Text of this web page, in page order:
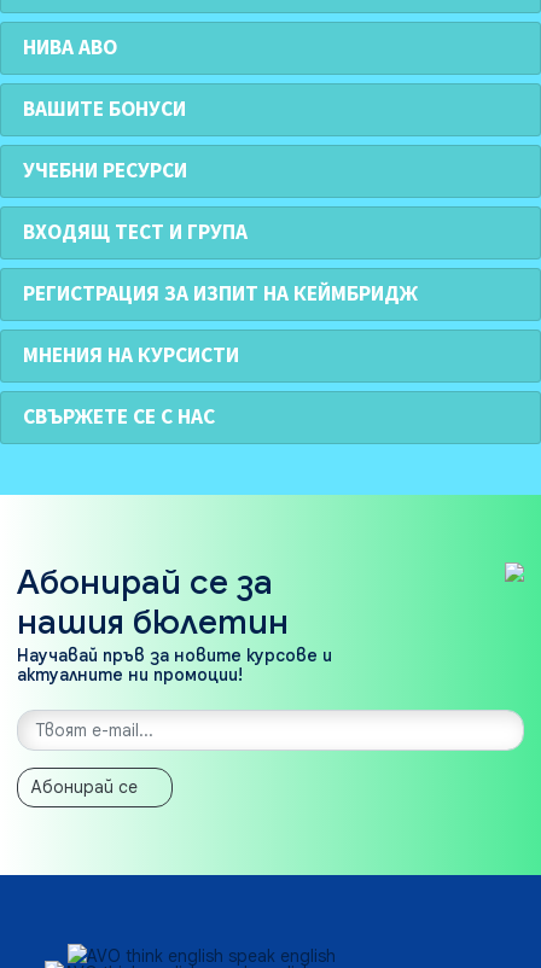
НИВА АВО
ВАШИТЕ БОНУСИ
УЧЕБНИ РЕСУРСИ
ВХОДЯЩ ТЕСТ И ГРУПА
РЕГИСТРАЦИЯ ЗА ИЗПИТ НА КЕЙМБРИДЖ
МНЕНИЯ НА КУРСИСТИ
СВЪРЖЕТЕ СЕ С НАС
Абонирай се за
нашия бюлетин
Научавай пръв за новите курсове и
актуалните ни промоции!
Абонирай се